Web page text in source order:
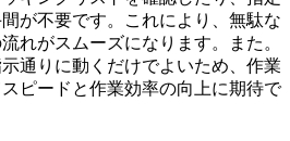
が不要です。これにより、無駄な
れがスムーズになります。また。
通りに動くだけでよいため、作業
ピードと作業効率の向上に期待で